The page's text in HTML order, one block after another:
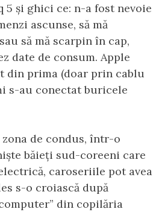
5 și ghici ce: n-a fost nevoie
ascunse, să mă
să mă scarpin în cap,
date de consum. Apple
din prima (doar prin cablu
s-au conectat buricele
de condus, într-o
băieți sud-coreeni care
caroseriile pot avea
s-o croiască după
din copilăria